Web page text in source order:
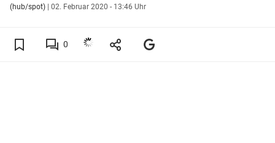
(hub/spot) | 02. Februar 2020 - 13:46 Uhr
0